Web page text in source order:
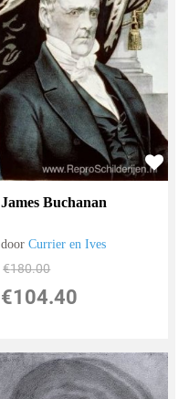
James Buchanan
doorCurrier en Ives
€180.00
€104.40